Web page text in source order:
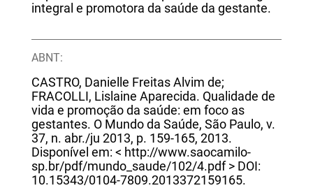
integral e promotora da saúde da gestante.
ABNT:
CASTRO, Danielle Freitas Alvim de;
FRACOLLI, Lislaine Aparecida. Qualidade de
vida e promoção da saúde: em foco as
gestantes. O Mundo da Saúde, São Paulo, v.
37, n. abr./ju 2013, p. 159-165, 2013.
Disponível em: < http://www.saocamilo-
sp.br/pdf/mundo_saude/102/4.pdf > DOI:
10.15343/0104-7809.2013372159165.